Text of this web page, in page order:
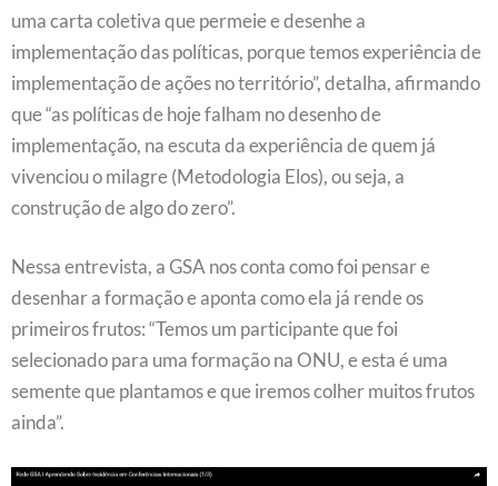
uma carta coletiva que permeie e desenhe a
implementação das políticas, porque temos experiência de
implementação de ações no território”, detalha, afirmando
que “as políticas de hoje falham no desenho de
implementação, na escuta da experiência de quem já
vivenciou o milagre (Metodologia Elos), ou seja, a
construção de algo do zero”.
Nessa entrevista, a GSA nos conta como foi pensar e
desenhar a formação e aponta como ela já rende os
primeiros frutos: “Temos um participante que foi
selecionado para uma formação na ONU, e esta é uma
semente que plantamos e que iremos colher muitos frutos
ainda”.